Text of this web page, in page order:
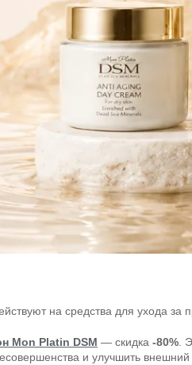
на средства для ухода за
Mon Platin DSM — скидка -80% .
и улучшить внешний